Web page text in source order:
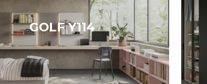
GOLF Y114